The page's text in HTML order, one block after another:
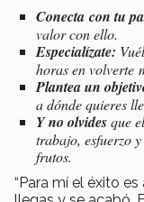
Conecta con tu
valor con ello.
Especialízate:
horas en volverte
Plantea un
a dónde quieres
Y no olvidesque
trabajo, esfuerzo
frutos.
“Para mí el éxito